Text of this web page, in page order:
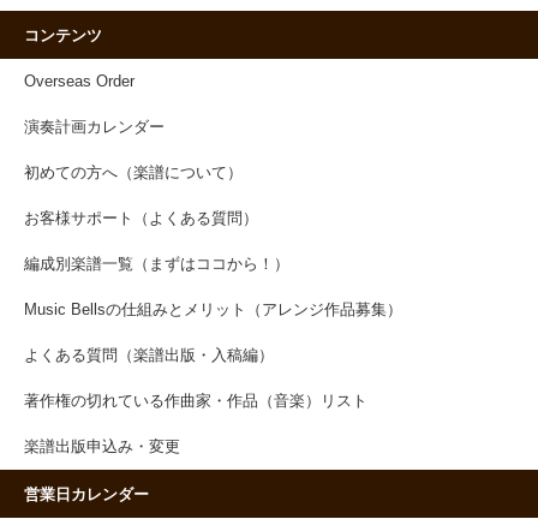
コンテンツ
Overseas Order
演奏計画カレンダー
初めての方へ（楽譜について）
お客様サポート（よくある質問）
編成別楽譜一覧（まずはココから！）
Music Bellsの仕組みとメリット（アレンジ作品募集）
よくある質問（楽譜出版・入稿編）
著作権の切れている作曲家・作品（音楽）リスト
楽譜出版申込み・変更
営業日カレンダー